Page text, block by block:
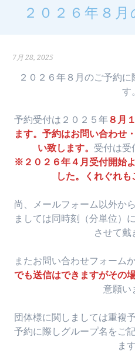
２０２６年８
7月 28, 2025
２０２６年８月のご予約
す。
予約受付は２０２５年 ８月
ます。予約はお問い合わせ
い致します。 受付は受
※２０２６年４月受付開始
した。くれぐれも
尚、メールフォーム以外か
ましては同時刻（分単位）
させて戴
またお問い合わせフォーム
でも送信はできますがその
意願い
団体様に関しましては重複
予約に際しグループ名をご
ます